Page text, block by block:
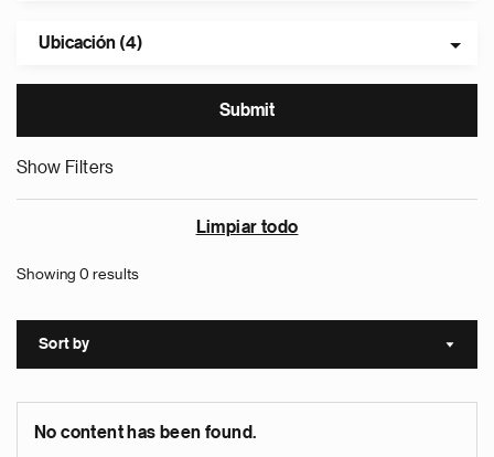
Ubicación (4)
Show Filters
Limpiar todo
Showing 0 results
Sort by Sort
No content has been found.